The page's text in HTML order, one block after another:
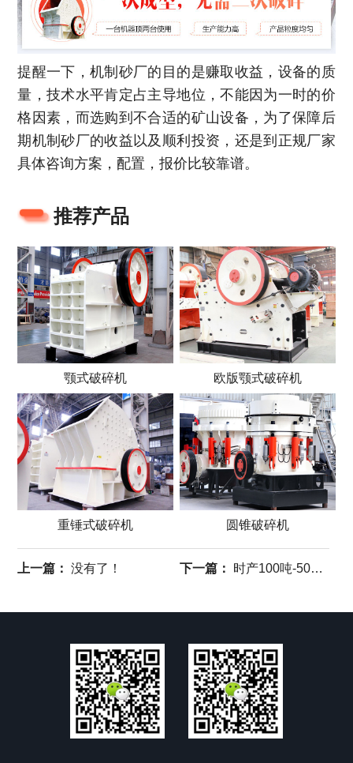
提醒一下，机制砂厂的目的是赚取收益，设备的质
量，技术水平肯定占主导地位，不能因为一时的价
格因素，而选购到不合适的矿山设备，为了保障后
期机制砂厂的收益以及顺利投资，还是到正规厂家
具体咨询方案，配置，报价比较靠谱。
推荐产品
颚式破碎机 欧版颚式破碎机
重锤式破碎机 圆锥破碎机
上一篇： 没有了！ 下一篇： 时产100吨-500吨机制砂生产线全套设备配置参考